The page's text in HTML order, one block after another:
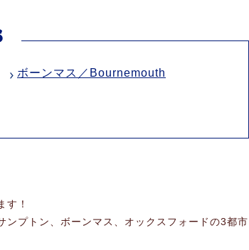
ボーンマス／Bournemouth
す！
プトン、ボーンマス、オックスフォードの3都市